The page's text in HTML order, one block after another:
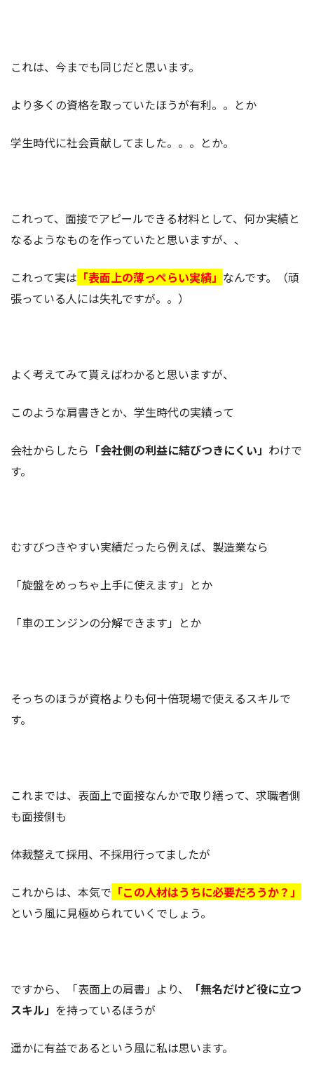
これは、今までも同じだと思います。
より多くの資格を取っていたほうが有利。。とか
学生時代に社会貢献してました。。。とか。
これって、面接でアピールできる材料として、何か実績と
なるようなものを作っていたと思いますが、、
これって実は 「表面上の薄っぺらい実績」 なんです。（頑
張っている人には失礼ですが。。）
よく考えてみて貰えばわかると思いますが、
このような肩書きとか、学生時代の実績って
会社からしたら 「会社側の利益に結びつきにくい」 わけで
す。
むすびつきやすい実績だったら例えば、製造業なら
「旋盤をめっちゃ上手に使えます」とか
「車のエンジンの分解できます」とか
そっちのほうが資格よりも何十倍現場で使えるスキルで
す。
これまでは、表面上で面接なんかで取り繕って、求職者側
も面接側も
体裁整えて採用、不採用行ってましたが
これからは、本気で 「この人材はうちに必要だろうか？」
という風に見極められていくでしょう。
ですから、「表面上の肩書」より、
「無名だけど役に立つ
スキル」 を持っているほうが
遥かに有益であるという風に私は思います。